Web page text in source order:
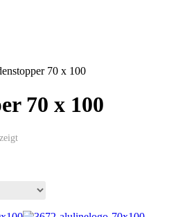
70 x 100
70 x 100